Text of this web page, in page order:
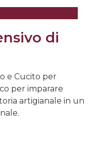
di
e Cucito per
per imparare
artigianale in un